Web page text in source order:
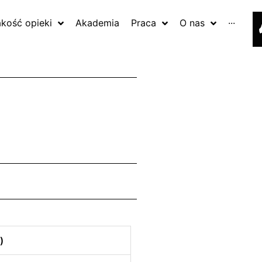
opieki Akademia Praca O nas ···